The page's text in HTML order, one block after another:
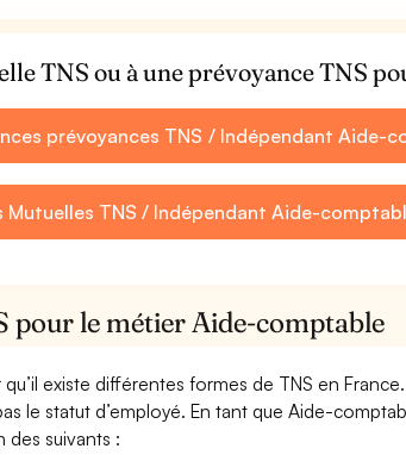
TNS ou à une prévoyance TNS
prévoyances TNS / Indépendant Aide-
TNS / Indépendant Aide-
pour le métier Aide-comptable
existe différentes formes de TNS en
le statut d’employé. En tant que Aide-
des suivants :